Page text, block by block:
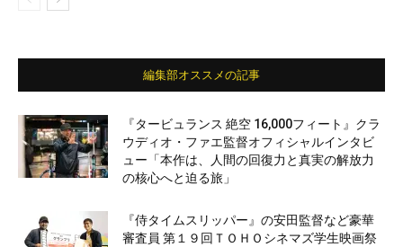
編集部オススメの記事
『タービュランス 絶空 16,000フィート』クラ
ウディオ・ファエ監督オフィシャルインタビ
ュー「本作は、人間の回復力と真実の解放力
の核心へと迫る旅」
『侍タイムスリッパー』の安田監督など豪華
審査員 第１９回ＴＯＨＯシネマズ学生映画祭